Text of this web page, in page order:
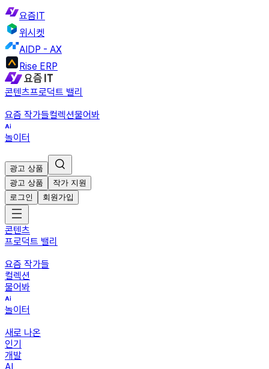
요즘IT
위시켓
AIDP - AX
Rise ERP
콘텐츠프로덕트 밸리
요즘 작가들컬렉션물어봐
놀이터
광고 상품
광고 상품
작가 지원
로그인
회원가입
콘텐츠
프로덕트 밸리
요즘 작가들
컬렉션
물어봐
놀이터
새로 나온
인기
개발